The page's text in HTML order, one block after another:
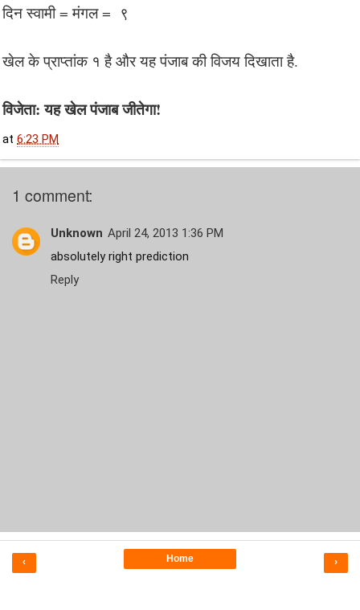
दिन स्वामी = मंगल = ९
खेल के प्राप्तांक १ है और यह पंजाब की विजय दिखाता है.
विजेता: यह खेल पंजाब जीतेगा!
at 6:23 PM
1 comment:
Unknown April 24, 2013 1:36 PM
absolutely right prediction
Reply
‹ ›
Home